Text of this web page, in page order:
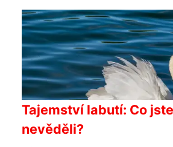
Tajemství labutí: Co
nevěděli?